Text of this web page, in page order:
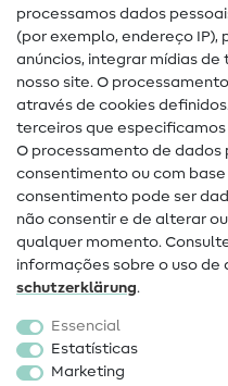
Guias de costura
Ajuda e contacto
Contacto
Mudança de proprietário
Perguntas frequentes (FAQ)
Direito de cancelamento
Popular
Tecidos
Acessórios de costura
processamos dados
(por exemplo, endereço IP),
anúncios, integrar mídias
nosso site. O
através de cookies
terceiros que especificamos
O processamento de dados
consentimento ou com
consentimento pode ser
não consentir e de alterar
qualquer momento.
informações sobre o uso de
schutz­erklärung.
Essencial
Estatísticas
Marketing